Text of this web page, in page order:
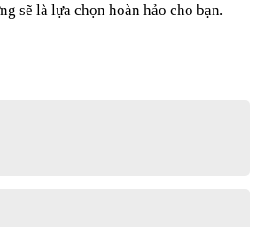
sẽ là lựa chọn hoàn hảo cho bạn.